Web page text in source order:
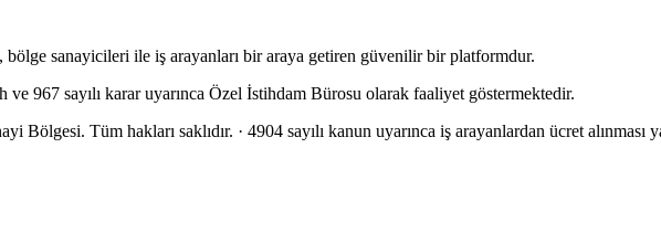
sanayicileri ile iş arayanları bir araya getiren güvenilir bir platformdur.
967 sayılı karar uyarınca Özel İstihdam Bürosu olarak faaliyet göstermektedir.
Bölgesi. Tüm hakları saklıdır. · 4904 sayılı kanun uyarınca iş arayanlardan ücret alınması